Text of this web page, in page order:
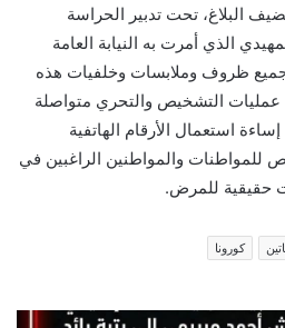
البلاغ، تحت تدبير الحراسة
الذي أمرت به النيابة العامة
ظروف وملابسات وخلفيات هذه
التشخيص والتحري متواصلة
استعمال الأرقام الهاتفية
للمواطنات والمواطنين الراغبين في
حقيقية للمرض.
كورونا